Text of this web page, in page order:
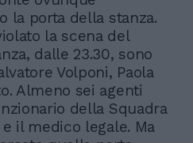
la porta della stanza.
la scena del
dalle 23.30, sono
Volponi, Paola
Almeno sei agenti
della Squadra
il medico legale. Ma